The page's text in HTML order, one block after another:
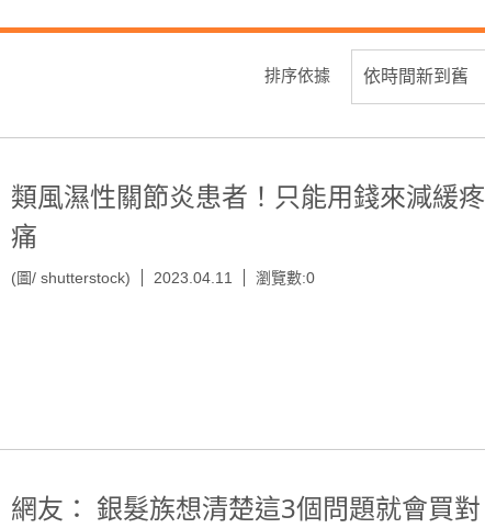
排序依據
類風濕性關節炎患者！只能用錢來減緩疼
痛
(圖/ shutterstock) 2023.04.11 瀏覽數:0
網友： 銀髮族想清楚這3個問題就會買對